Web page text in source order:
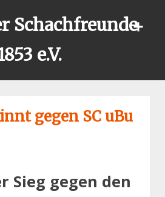
Schachfreunde
e.V.
gegen SC uBu
Sieg gegen den